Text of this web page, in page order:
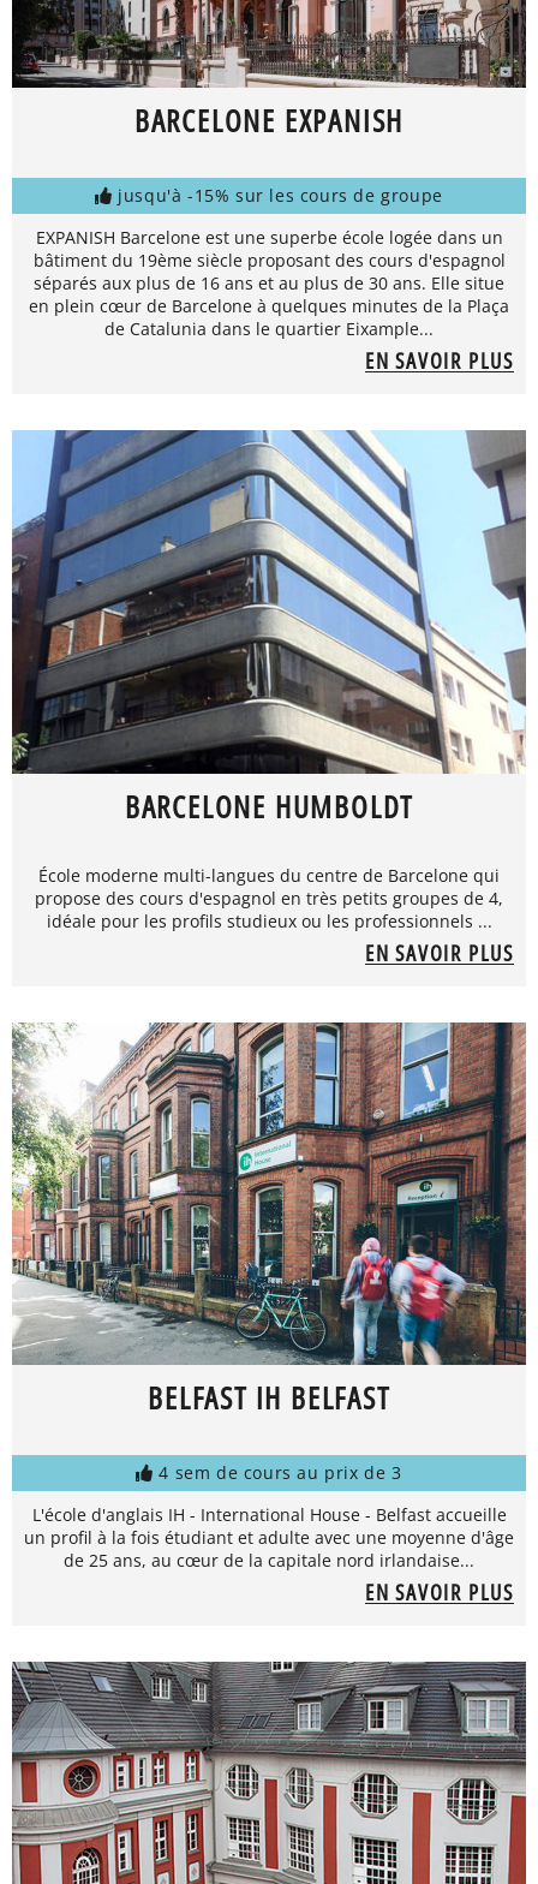
BARCELONE EXPANISH
jusqu'à -15% sur les cours de groupe
EXPANISH Barcelone est une superbe école logée dans un
bâtiment du 19ème siècle proposant des cours d'espagnol
séparés aux plus de 16 ans et au plus de 30 ans. Elle situe
en plein cœur de Barcelone à quelques minutes de la Plaça
de Catalunia dans le quartier Eixample...
EN SAVOIR PLUS
BARCELONE HUMBOLDT
École moderne multi-langues du centre de Barcelone qui
propose des cours d'espagnol en très petits groupes de 4,
idéale pour les profils studieux ou les professionnels ...
EN SAVOIR PLUS
BELFAST IH BELFAST
4 sem de cours au prix de 3
L'école d'anglais IH - International House - Belfast accueille
un profil à la fois étudiant et adulte avec une moyenne d'âge
de 25 ans, au cœur de la capitale nord irlandaise...
EN SAVOIR PLUS